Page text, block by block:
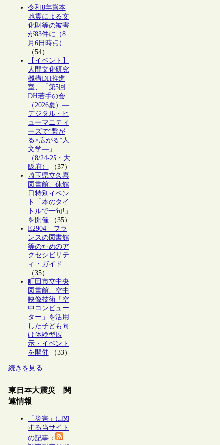
令和8年熊本
地震による文
化財等の被害
が83件に（8
月6日時点）
（54）
【イベント】
人間文化研究
機構DH推進
室、「第5回
DH若手の会
（2026夏）―
デジタル・ヒ
ューマニティ
ーズで“繋が
る×広がる”人
文学―」
（8/24-25・大
阪府）
（37）
埼玉県立久喜
図書館、休館
日特別イベン
ト「本のタイ
トルで一句!」
を開催（35）
E2904 – フラ
ンスの図書館
等のためのア
クセシビリテ
ィ・ガイド
（35）
町田市立中央
図書館、空中
映像技術「空
中コンピュー
ター」を活用
した子ども向
け体験型展
示・イベント
を開催（33）
続きを見る
東日本大震災 関
連情報
「災害」に関
する当サイト
の記事：